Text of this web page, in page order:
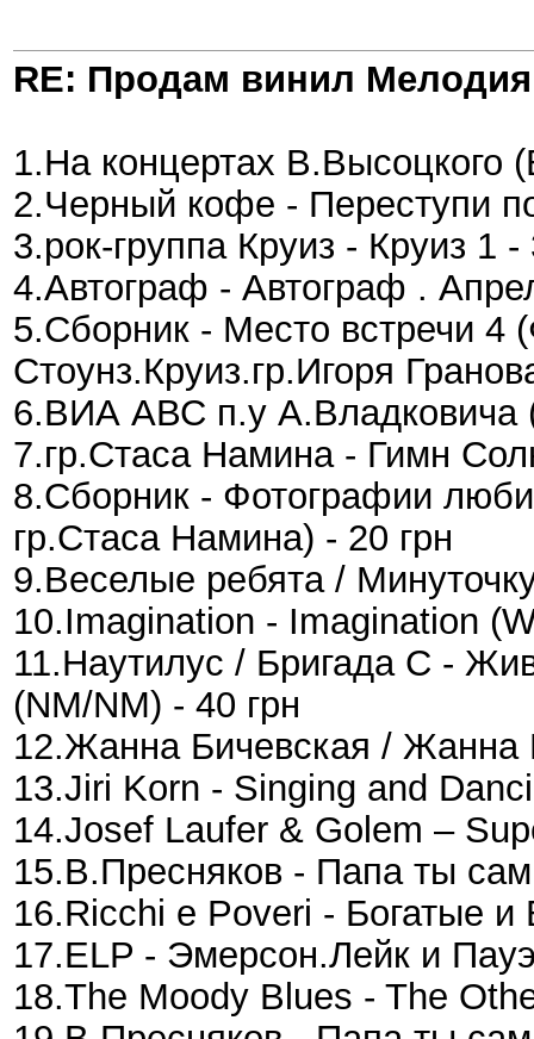
RE: Продам винил Мелодия
1.На концертах В.Высоцкого
2.Черный кофе - Переступи
3.рок-группа Круиз - Круиз 1 -
4.Автограф - Автограф .
5.Сборник - Место встречи
Стоунз.Круиз.гр.Игоря
6.ВИА АВС п.у А.Владковича
7.гр.Стаса Намина - Гимн
8.Сборник - Фотографии
гр.Стаса Намина) - 20 грн
9.Веселые ребята /
10.Imagination - Imagination
11.Наутилус / Бригада С -
(NM/NM) - 40 грн
12.Жанна Бичевская / Жанна
13.Jiri Korn - Singing and
14.Josef Laufer & Golem –
15.В.Пресняков - Папа ты
16.Ricchi e Poveri - Богатые
17.ELP - Эмерсон.Лейк и
18.The Moody Blues - The